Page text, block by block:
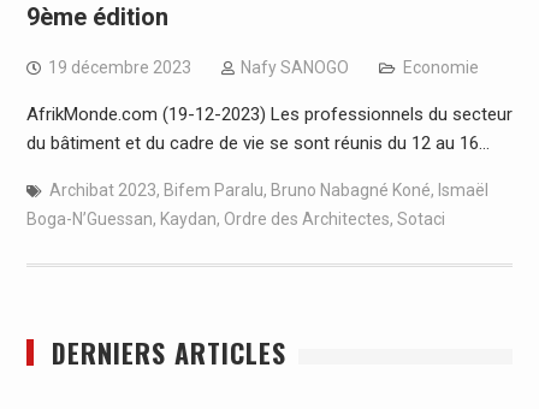
9ème édition
19 décembre 2023 Nafy SANOGO Economie
AfrikMonde.com (19-12-2023) Les professionnels du secteur
du bâtiment et du cadre de vie se sont réunis du 12 au 16…
Archibat 2023, Bifem Paralu, Bruno Nabagné Koné, Ismaël
Boga-N’Guessan, Kaydan, Ordre des Architectes, Sotaci
DERNIERS ARTICLES